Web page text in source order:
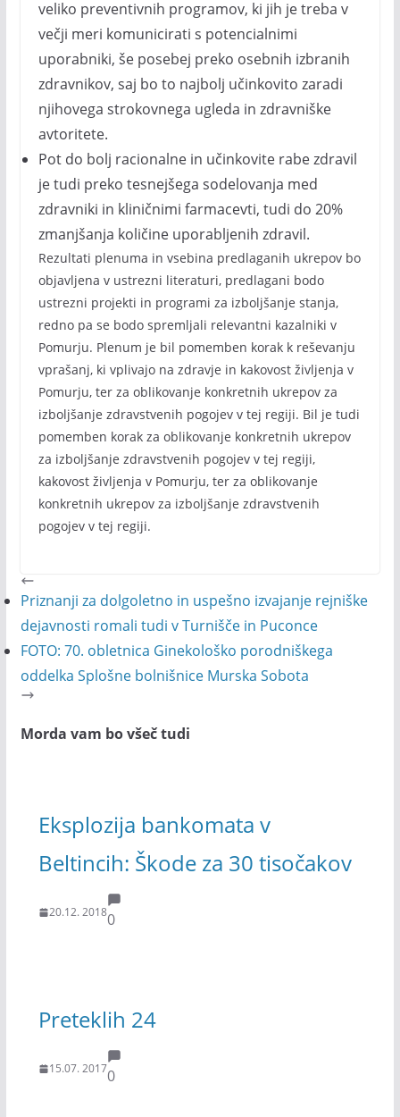
veliko preventivnih programov, ki jih je treba v
večji meri komunicirati s potencialnimi
uporabniki, še posebej preko osebnih izbranih
zdravnikov, saj bo to najbolj učinkovito zaradi
njihovega strokovnega ugleda in zdravniške
avtoritete.
Pot do bolj racionalne in učinkovite rabe zdravil
je tudi preko tesnejšega sodelovanja med
zdravniki in kliničnimi farmacevti, tudi do 20%
zmanjšanja količine uporabljenih zdravil.
Rezultati plenuma in vsebina predlaganih ukrepov bo
objavljena v ustrezni literaturi, predlagani bodo
ustrezni projekti in programi za izboljšanje stanja,
redno pa se bodo spremljali relevantni kazalniki v
Pomurju. Plenum je bil pomemben korak k reševanju
vprašanj, ki vplivajo na zdravje in kakovost življenja v
Pomurju, ter za oblikovanje konkretnih ukrepov za
izboljšanje zdravstvenih pogojev v tej regiji. Bil je tudi
pomemben korak za oblikovanje konkretnih ukrepov
za izboljšanje zdravstvenih pogojev v tej regiji,
kakovost življenja v Pomurju, ter za oblikovanje
konkretnih ukrepov za izboljšanje zdravstvenih
pogojev v tej regiji.
Priznanji za dolgoletno in uspešno izvajanje rejniške
dejavnosti romali tudi v Turnišče in Puconce
FOTO: 70. obletnica Ginekološko porodniškega
oddelka Splošne bolnišnice Murska Sobota
Morda vam bo všeč tudi
Eksplozija bankomata v
Beltincih: Škode za 30 tisočakov
20.12. 20180
Preteklih 24
15.07. 20170